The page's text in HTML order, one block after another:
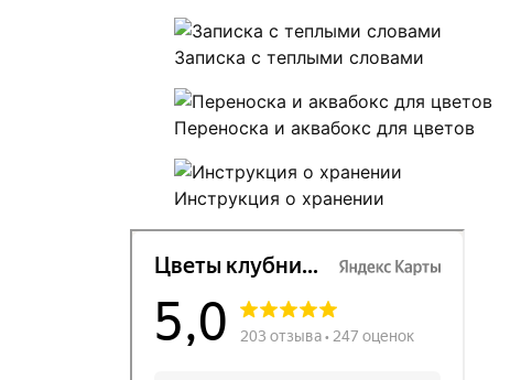
Записка с теплыми словами
Переноска и аквабокс для цветов
Инструкция о хранении